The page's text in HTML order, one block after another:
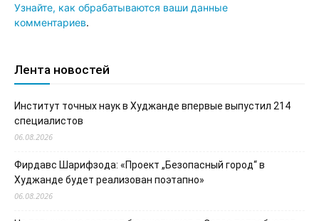
Узнайте, как обрабатываются ваши данные
комментариев.
Лента новостей
Институт точных наук в Худжанде впервые выпустил 214
специалистов
06.08.2026
Фирдавс Шарифзода: «Проект „Безопасный город“ в
Худжанде будет реализован поэтапно»
06.08.2026